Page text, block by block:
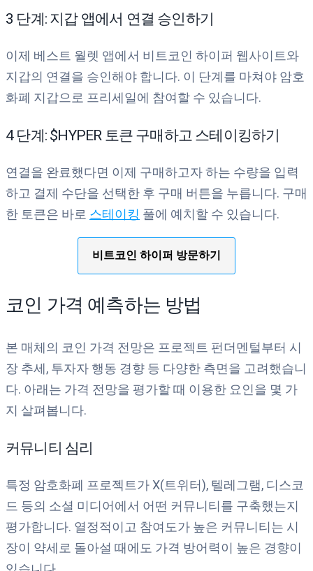
3 단계: 지갑 앱에서 연결 승인하기
이제 베스트 월렛 앱에서 비트코인 하이퍼 웹사이트와
지갑의 연결을 승인해야 합니다. 이 단계를 마쳐야 암호
화폐 지갑으로 프리세일에 참여할 수 있습니다.
4 단계: $HYPER 토큰 구매하고 스테이킹하기
연결을 완료했다면 이제 구매하고자 하는 수량을 입력
하고 결제 수단을 선택한 후 구매 버튼을 누릅니다. 구매
한 토큰은 바로 스테이킹 풀에 예치할 수 있습니다.
비트코인 하이퍼 방문하기
코인 가격 예측하는 방법
본 매체의 코인 가격 전망은 프로젝트 펀더멘털부터 시
장 추세, 투자자 행동 경향 등 다양한 측면을 고려했습니
다. 아래는 가격 전망을 평가할 때 이용한 요인을 몇 가
지 살펴봅니다.
커뮤니티 심리
특정 암호화폐 프로젝트가 X(트위터), 텔레그램, 디스코
드 등의 소셜 미디어에서 어떤 커뮤니티를 구축했는지
평가합니다. 열정적이고 참여도가 높은 커뮤니티는 시
장이 약세로 돌아설 때에도 가격 방어력이 높은 경향이